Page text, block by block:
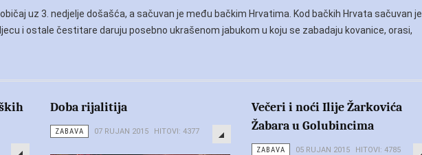
uz 3. nedjelje došašća, a sačuvan je među bačkim Hrvatima. Kod bačkih Hrvata sačuvan je
i ostale čestitare daruju posebno ukrašenom jabukom u koju se zabadaju kovanice, orasi,
Doba rijalitija
ZABAVA 07 RUJAN 2015 HITOVI: 4377
Večeri i noći Ilije Žarkovića
Žabara u Golubincima
ZABAVA 05 RUJAN 2015 HITOVI: 4785